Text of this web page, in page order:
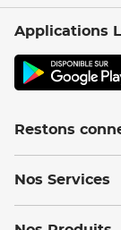
Applications
Restons
Nos Services